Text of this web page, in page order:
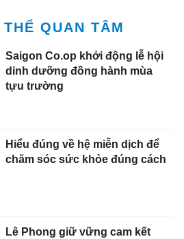
QUAN TÂM
Saigon Co.op khởi động lễ hội
dinh dưỡng đồng hành mùa
tựu trường
Hiểu đúng về hệ miễn dịch để
chăm sóc sức khỏe đúng cách
Lê Phong giữ vững cam kết